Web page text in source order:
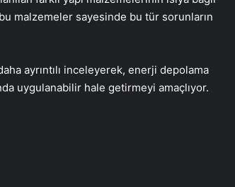
malzemeler sayesinde bu tür sorunların
ayrıntılı inceleyerek, enerji depolama
uygulanabilir hale getirmeyi amaçlıyor.